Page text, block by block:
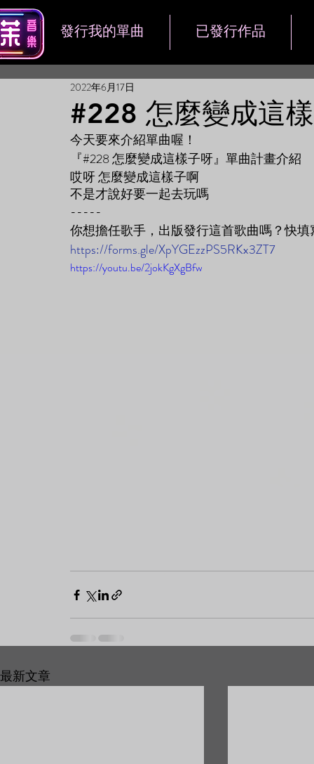
發行我的單曲 已發行作品
#228 怎麼變成這
2022年6月17日
今天要來介紹單曲喔！
『#228 怎麼變成這樣子呀』單曲計畫介紹
哎呀 怎麼變成這樣子啊
不是才說好要一起去玩嗎
-----
你想擔任歌手，出版發行這首歌曲嗎？快
https://forms.gle/XpYGEzzPS5RKx3ZT7
https://youtu.be/2jokKgXgBfw
最新文章